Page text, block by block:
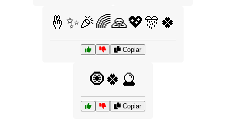
🤞✨🎉🌈🙏💖🎊🍀
Copiar
🧿🍀🔮
Copiar